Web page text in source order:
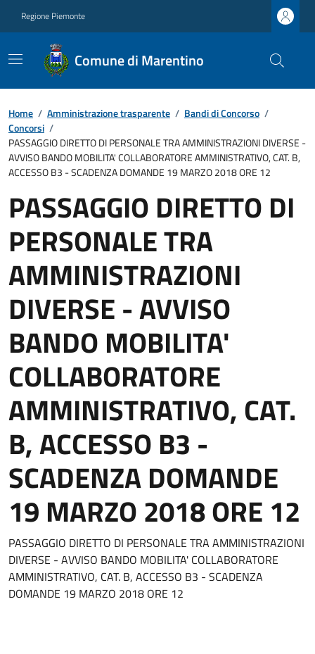
Regione Piemonte
Comune di Marentino
Home / Amministrazione trasparente / Bandi di Concorso /
Concorsi /
PASSAGGIO DIRETTO DI PERSONALE TRA AMMINISTRAZIONI DIVERSE -
AVVISO BANDO MOBILITA' COLLABORATORE AMMINISTRATIVO, CAT. B,
ACCESSO B3 - SCADENZA DOMANDE 19 MARZO 2018 ORE 12
PASSAGGIO DIRETTO DI
PERSONALE TRA
AMMINISTRAZIONI
DIVERSE - AVVISO
BANDO MOBILITA'
COLLABORATORE
AMMINISTRATIVO, CAT.
B, ACCESSO B3 -
SCADENZA DOMANDE
19 MARZO 2018 ORE 12
PASSAGGIO DIRETTO DI PERSONALE TRA AMMINISTRAZIONI
DIVERSE - AVVISO BANDO MOBILITA' COLLABORATORE
AMMINISTRATIVO, CAT. B, ACCESSO B3 - SCADENZA
DOMANDE 19 MARZO 2018 ORE 12